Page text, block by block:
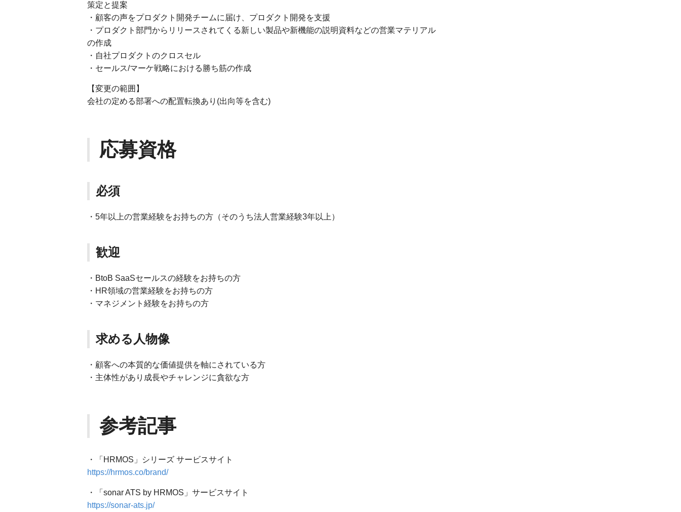
策定と提案
・顧客の声をプロダクト開発チームに届け、プロダクト開発を支援
・プロダクト部門からリリースされてくる新しい製品や新機能の説明資料などの営業マテリアル
の作成
・自社プロダクトのクロスセル
・セールス/マーケ戦略における勝ち筋の作成
【変更の範囲】
会社の定める部署への配置転換あり(出向等を含む)
応募資格
必須
・5年以上の営業経験をお持ちの方（そのうち法人営業経験3年以上）
歓迎
・BtoB SaaSセールスの経験をお持ちの方
・HR領域の営業経験をお持ちの方
・マネジメント経験をお持ちの方
求める人物像
・顧客への本質的な価値提供を軸にされている方
・主体性があり成長やチャレンジに貪欲な方
参考記事
・「HRMOS」シリーズ サービスサイト
https://hrmos.co/brand/
・「sonar ATS by HRMOS」サービスサイト
https://sonar-ats.jp/